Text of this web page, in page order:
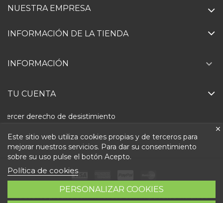
NUESTRA EMPRESA
INFORMACIÓN DE LA TIENDA
Este sitio web utiliza cookies propias y de terceros para
mejorar nuestros servicios. Para dar su consentimiento
sobre su uso pulse el botón Acepto.
Política de cookies
PERSONALIZAR COOKIES
INFORMACIÓN 
TU CUENTA
Ejercer derecho de desistimiento
Todos los precios son indicados con impuestos incluidos